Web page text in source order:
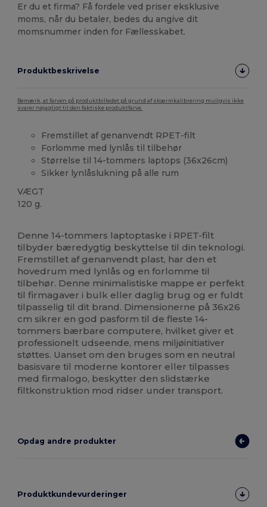
Er du et firma? Få fordele ved priser eksklusive
moms, når du betaler, bedes du angive dit
momsnummer inden for Fællesskabet.
Produktbeskrivelse
Bemærk, at farven på produktbilledet på grund af skærmkalibrering muligvis ikke
svarer nøjagtigt til den faktiske produktfarve.
Fremstillet af genanvendt RPET-filt
Forlomme med lynlås til tilbehør
Størrelse til 14-tommers laptops (36x26cm)
Sikker lynlåslukning på alle rum
VÆGT
120 g.
Denne 14-tommers laptoptaske i RPET-filt
tilbyder bæredygtig beskyttelse til din teknologi.
Fremstillet af genanvendt plast, har den et
hovedrum med lynlås og en forlomme til
tilbehør. Denne minimalistiske mappe er perfekt
til firmagaver i bulk eller daglig brug og er fuldt
tilpasselig til dit brand. Dimensionerne på 36x26
cm sikrer en god pasform til de fleste 14-
tommers bærbare computere, hvilket giver et
professionelt udseende, mens miljøinitiativer
støttes. Uanset om den bruges som en neutral
basisvare til moderne kontorer eller tilpasses
med firmalogo, beskytter den slidstærke
filtkonstruktion mod ridser under transport.
Opdag andre produkter
Produktkundevurderinger